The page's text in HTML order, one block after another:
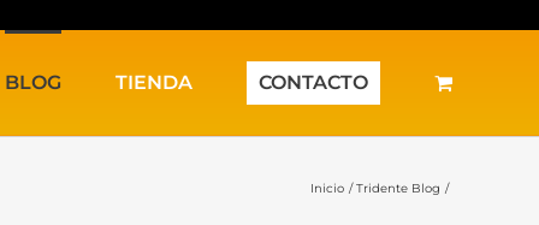
BLOG TIENDA CONTACTO
Inicio Tridente Blog